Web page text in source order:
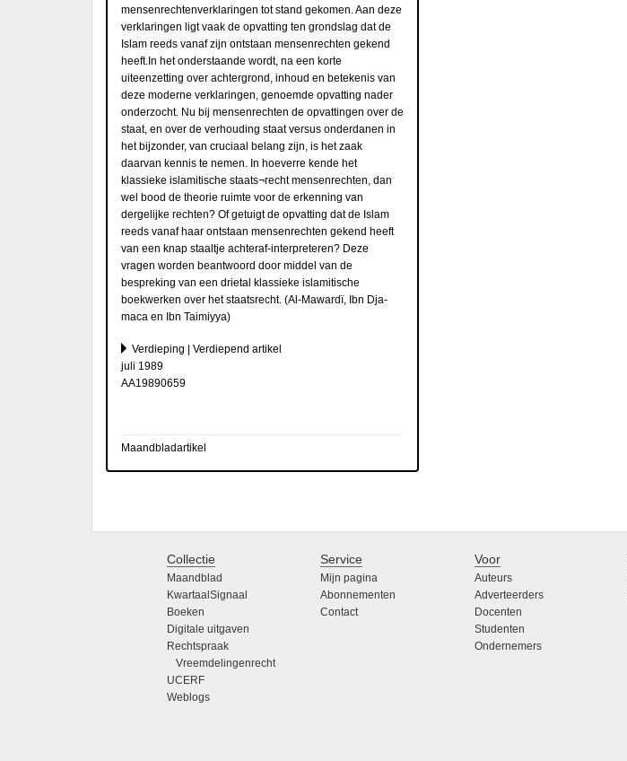
mensenrechtenverklaringen tot stand gekomen. Aan deze
verklaringen ligt vaak de opvatting ten grondslag dat de
Islam reeds vanaf zijn ontstaan mensenrechten gekend
heeft.In het onderstaande wordt, na een korte
uiteenzetting over achtergrond, inhoud en betekenis van
deze moderne verklaringen, genoemde opvatting nader
onderzocht. Nu bij mensenrechten de opvattingen over de
staat, en over de verhouding staat versus onderdanen in
het bijzonder, van cruciaal belang zijn, is het zaak
daarvan kennis te nemen. In hoeverre kende het
klassieke islamitische staats¬recht mensenrechten, dan
wel bood de theorie ruimte voor de erkenning van
dergelijke rechten? Of getuigt de opvatting dat de Islam
reeds vanaf haar ontstaan mensenrechten gekend heeft
van een knap staaltje achteraf-interpreteren? Deze
vragen worden beantwoord door middel van de
bespreking van een drietal klassieke islamitische
boekwerken over het staatsrecht. (Al-Mawardï, Ibn Dja-
maca en Ibn Taimiyya)
Verdieping | Verdiepend artikel
juli 1989
AA19890659
Maandbladartikel
Collectie
Maandblad
KwartaalSignaal
Boeken
Digitale uitgaven
Rechtspraak
Vreemdelingenrecht
UCERF
Weblogs
Service
Mijn pagina
Abonnementen
Contact
Voor
Auteurs
Adverteerders
Docenten
Studenten
Ondernemers